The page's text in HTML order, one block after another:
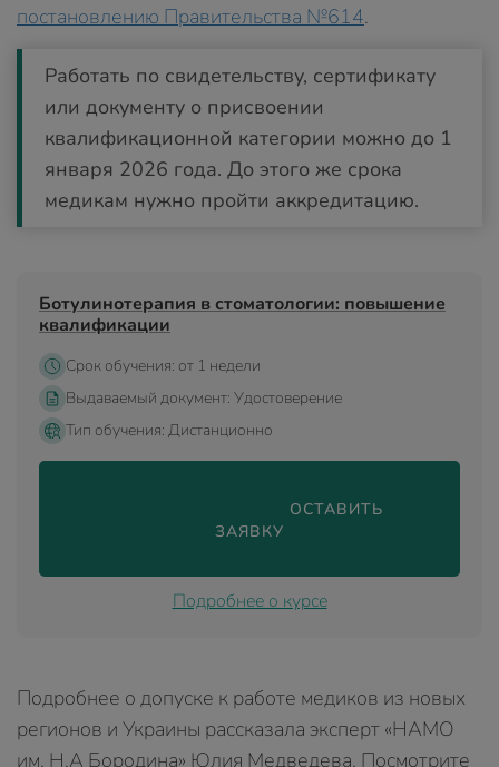
постановлению Правительства №614.
Работать по свидетельству, сертификату
или документу о присвоении
квалификационной категории можно до 1
января 2026 года. До этого же срока
медикам нужно пройти аккредитацию.
Ботулинотерапия в стоматологии: повышение
квалификации
Срок обучения: от 1 недели
Выдаваемый документ: Удостоверение
Тип обучения: Дистанционно
                                ОСТАВИТЬ
ЗАЯВКУ
Подробнее о курсе
Подробнее о допуске к работе медиков из новых
регионов и Украины рассказала эксперт «НАМО
им. Н.А Бородина» Юлия Медведева. Посмотрите